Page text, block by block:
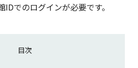
でのログインが必要です。
目次